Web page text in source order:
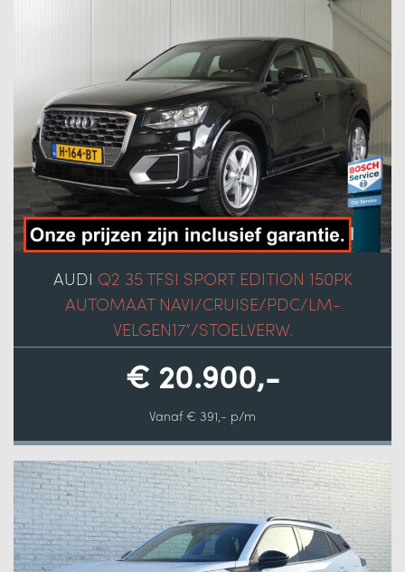
AUDI Q2 35 TFSI SPORT EDITION 150PK
AUTOMAAT NAVI/CRUISE/PDC/LM-
VELGEN17”/STOELVERW.
€ 20.900,-
Vanaf € 391,- p/m